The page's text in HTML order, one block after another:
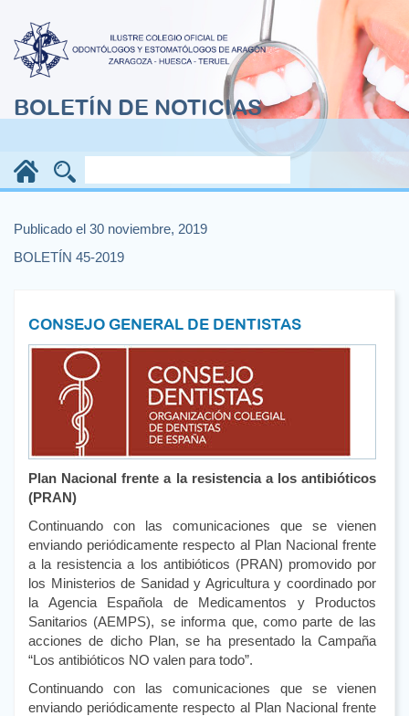
BOLETÍN DE NOTICIAS
Publicado el 30 noviembre, 2019
BOLETÍN 45-2019
CONSEJO GENERAL DE DENTISTAS
Plan Nacional frente a la resistencia a los antibióticos
(PRAN)
Continuando con las comunicaciones que se vienen
enviando periódicamente respecto al Plan Nacional frente
a la resistencia a los antibióticos (PRAN) promovido por
los Ministerios de Sanidad y Agricultura y coordinado por
la Agencia Española de Medicamentos y Productos
Sanitarios (AEMPS), se informa que, como parte de las
acciones de dicho Plan, se ha presentado la Campaña
“Los antibióticos NO valen para todo”.
Continuando con las comunicaciones que se vienen
enviando periódicamente respecto al Plan Nacional frente